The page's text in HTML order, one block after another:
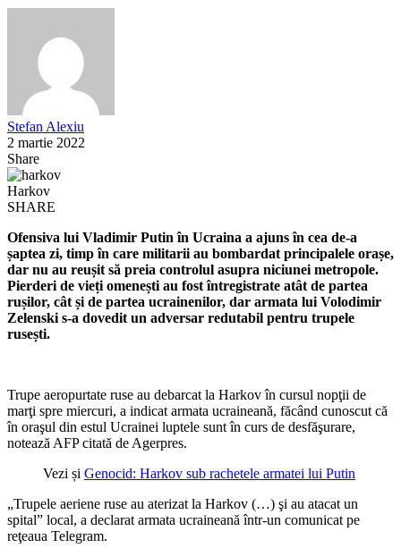
Stefan Alexiu
2 martie 2022
Share
Harkov
SHARE
Ofensiva lui Vladimir Putin în Ucraina a ajuns în cea de-a
șaptea zi, timp în care militarii au bombardat principalele orașe,
dar nu au reușit să preia controlul asupra niciunei metropole.
Pierderi de vieți omenești au fost întregistrate atât de partea
rușilor, cât și de partea ucrainenilor, dar armata lui Volodimir
Zelenski s-a dovedit un adversar redutabil pentru trupele
rusești.
Trupe aeropurtate ruse au debarcat la Harkov în cursul nopţii de
marţi spre miercuri, a indicat armata ucraineană, făcând cunoscut că
în oraşul din estul Ucrainei luptele sunt în curs de desfăşurare,
notează AFP citată de Agerpres.
Vezi și Genocid: Harkov sub rachetele armatei lui Putin
„Trupele aeriene ruse au aterizat la Harkov (…) şi au atacat un
spital” local, a declarat armata ucraineană într-un comunicat pe
reţeaua Telegram.